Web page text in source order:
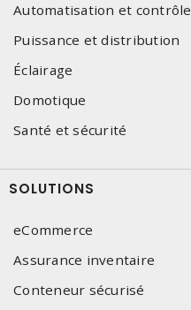
Automatisation et contrôle
Puissance et distribution
Éclairage
Domotique
Santé et sécurité
SOLUTIONS
eCommerce
Assurance inventaire
Conteneur sécurisé